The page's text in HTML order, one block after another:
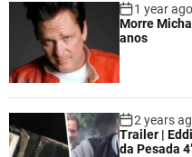
1 year ago
Morre
anos
2 years
Trailer |
da Pesada